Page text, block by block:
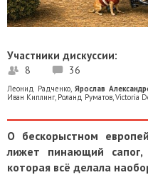
Участники дискуссии:
8 36
Леонид Радченко,Ярослав
Иван Киплинг, Роланд Руматов,Victoria
О бескорыстном
лижет пинающий
которая всё делала